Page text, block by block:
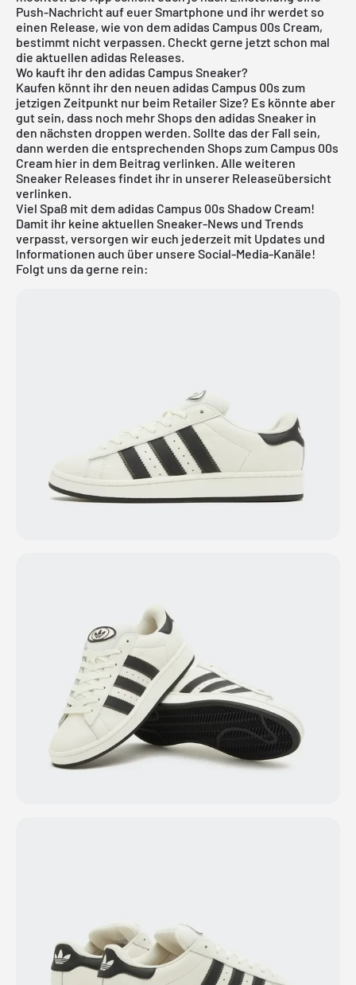
Push-Nachricht auf euer Smartphone und ihr werdet so
einen Release, wie von dem adidas Campus 00s Cream,
bestimmt nicht verpassen. Checkt gerne jetzt schon mal
die aktuellen adidas Releases.
Wo kauft ihr den adidas Campus Sneaker?
Kaufen könnt ihr den neuen adidas Campus 00s zum
jetzigen Zeitpunkt nur beim Retailer Size? Es könnte aber
gut sein, dass noch mehr Shops den adidas Sneaker in
den nächsten droppen werden. Sollte das der Fall sein,
dann werden die entsprechenden Shops zum Campus 00s
Cream hier in dem Beitrag verlinken. Alle weiteren
Sneaker Releases findet ihr in unserer Releaseübersicht
verlinken.
Viel Spaß mit dem adidas Campus 00s Shadow Cream!
Damit ihr keine aktuellen Sneaker-News und Trends
verpasst, versorgen wir euch jederzeit mit Updates und
Informationen auch über unsere Social-Media-Kanäle!
Folgt uns da gerne rein: